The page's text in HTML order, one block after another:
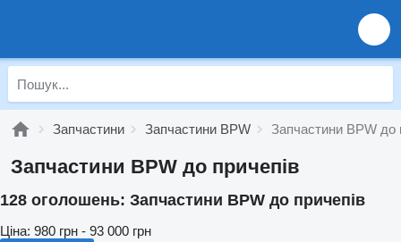
Запчастини Запчастини BPW Запчастини BPW до
Запчастини BPW до причепів
128 оголошень: Запчастини BPW до причепів
Ціна: 980 грн - 93 000 грн